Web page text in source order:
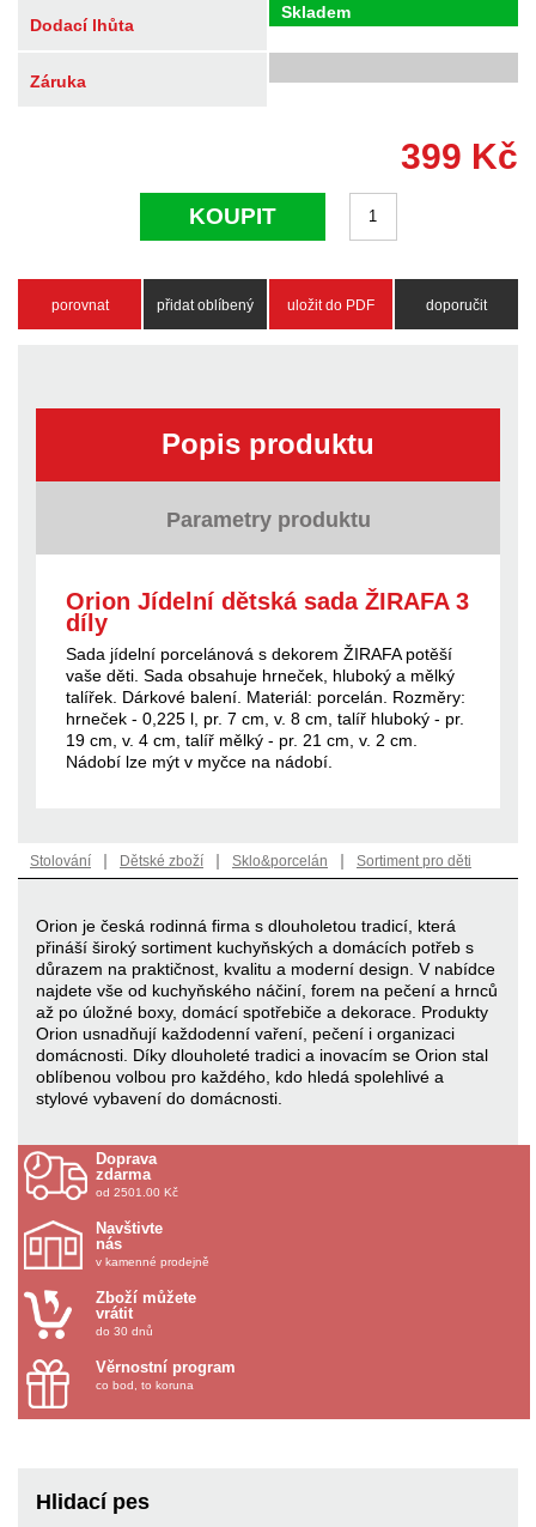
Dodací lhůta
Skladem
Záruka
399 Kč
KOUPIT
porovnat přidat oblíbený uložit do PDF doporučit
Popis produktu
Parametry produktu
Orion Jídelní dětská sada ŽIRAFA 3
díly
Sada jídelní porcelánová s dekorem ŽIRAFA potěší
vaše děti. Sada obsahuje hrneček, hluboký a mělký
talířek. Dárkové balení. Materiál: porcelán. Rozměry:
hrneček - 0,225 l, pr. 7 cm, v. 8 cm, talíř hluboký - pr.
19 cm, v. 4 cm, talíř mělký - pr. 21 cm, v. 2 cm.
Nádobí lze mýt v myčce na nádobí.
Stolování | Dětské zboží | Sklo&porcelán | Sortiment pro děti
Orion je česká rodinná firma s dlouholetou tradicí, která
přináší široký sortiment kuchyňských a domácích potřeb s
důrazem na praktičnost, kvalitu a moderní design. V nabídce
najdete vše od kuchyňského náčiní, forem na pečení a hrnců
až po úložné boxy, domácí spotřebiče a dekorace. Produkty
Orion usnadňují každodenní vaření, pečení i organizaci
domácnosti. Díky dlouholeté tradici a inovacím se Orion stal
oblíbenou volbou pro každého, kdo hledá spolehlivé a
stylové vybavení do domácnosti.
Doprava
zdarma
od 2501.00 Kč
Navštivte
nás
v kamenné prodejně
Zboží můžete
vrátit
do 30 dnů
Věrnostní program
co bod, to koruna
Hlidací pes